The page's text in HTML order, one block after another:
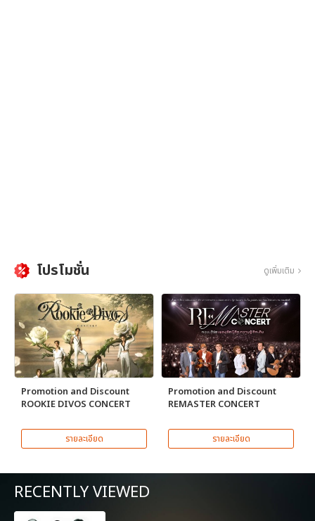
โปรโมชั่น ดูเพิ่มเติม
Promotion and Discount
ROOKIE DIVOS CONCERT
รายละเอียด
Promotion and Discount
REMASTER CONCERT
รายละเอียด
RECENTLY VIEWED